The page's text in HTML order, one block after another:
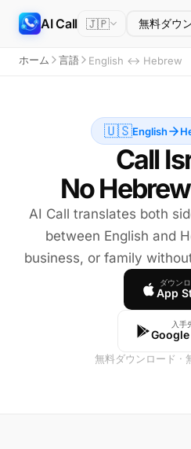
AI Call 🇯🇵 無料ダウ
ホーム 言語 English ↔ Hebrew
🇺🇸English
Call
No
AI Call translates both
between English and
business, or family
ダウン
App
入手
無料ダウンロード ·